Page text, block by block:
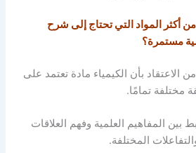
من أكثر المواد التي تحتاج إلى شرح
مستمرة؟
الاعتقاد بأن الكيمياء مادة تعتمد على
مختلفة تمامًا.
بين المفاهيم العلمية وفهم العلاقات
المختلفة.